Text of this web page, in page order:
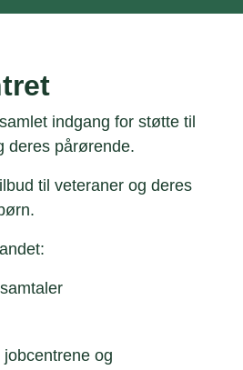
indgang for støtte til
deres pårørende.
til veteraner og deres
og